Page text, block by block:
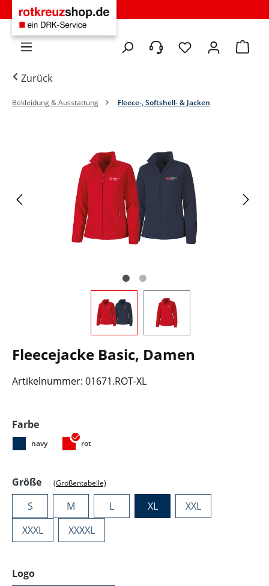
Zum Hauptinhalt springen
Du hast 0
Zurück
Bekleidung & Ausstattung Fleece-, Softshell- & Jacken
Fleecejacke Basic, Damen
Artikelnummer: 01671.ROT-XL
Farbeauswählen
navy rot
Größeauswählen
(Größentabelle)
S M L XL
XXL
XXXL
XXXXL
Logoauswählen